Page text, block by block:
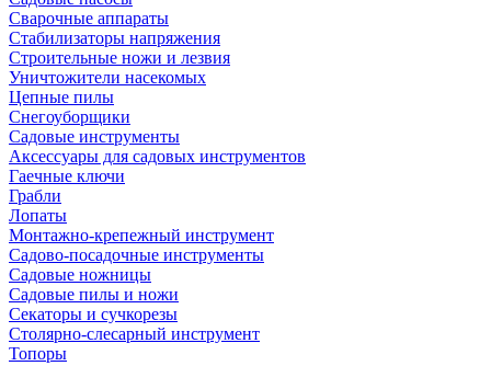
Сварочные аппараты
Стабилизаторы напряжения
Строительные ножи и лезвия
Уничтожители насекомых
Цепные пилы
Снегоуборщики
Садовые инструменты
Аксессуары для садовых инструментов
Гаечные ключи
Грабли
Лопаты
Монтажно-крепежный инструмент
Садово-посадочные инструменты
Садовые ножницы
Садовые пилы и ножи
Секаторы и сучкорезы
Столярно-слесарный инструмент
Топоры